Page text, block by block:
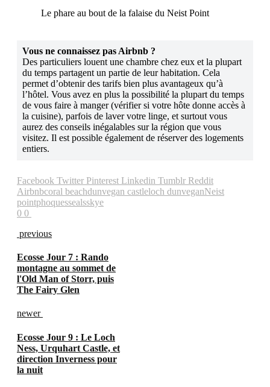
Le phare au bout de la falaise du Neist Point
Vous ne connaissez pas Airbnb ?
Des particuliers louent une chambre chez eux et la plupart
du temps partagent un partie de leur habitation. Cela
permet d’obtenir des tarifs bien plus avantageux qu’à
l’hôtel. Vous avez en plus la possibilité la plupart du temps
de vous faire à manger (vérifier si votre hôte donne accès à
la cuisine), parfois de laver votre linge, et surtout vous
aurez des conseils inégalables sur la région que vous
visitez. Il est possible également de réserver des logements
entiers.
Facebook Twitter Pinterest Linkedin Tumblr Reddit
Airbnbcoral beachdunvegan castleloch dunveganNeist
pointphoquessealsskye
0 0
previous
Ecosse Jour 7 : Rando
montagne au sommet de
l'Old Man of Storr, puis
The Fairy Glen
newer
Ecosse Jour 9 : Le Loch
Ness, Urquhart Castle, et
direction Inverness pour
la nuit